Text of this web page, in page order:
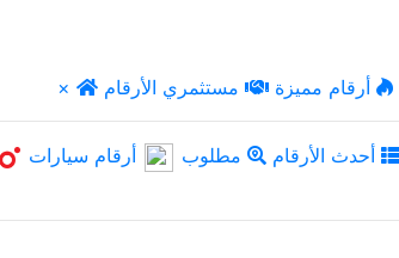
× أرقام مميزة مستثمري الأرقام
أحدث الأرقام مطلوب أرقام سيارات